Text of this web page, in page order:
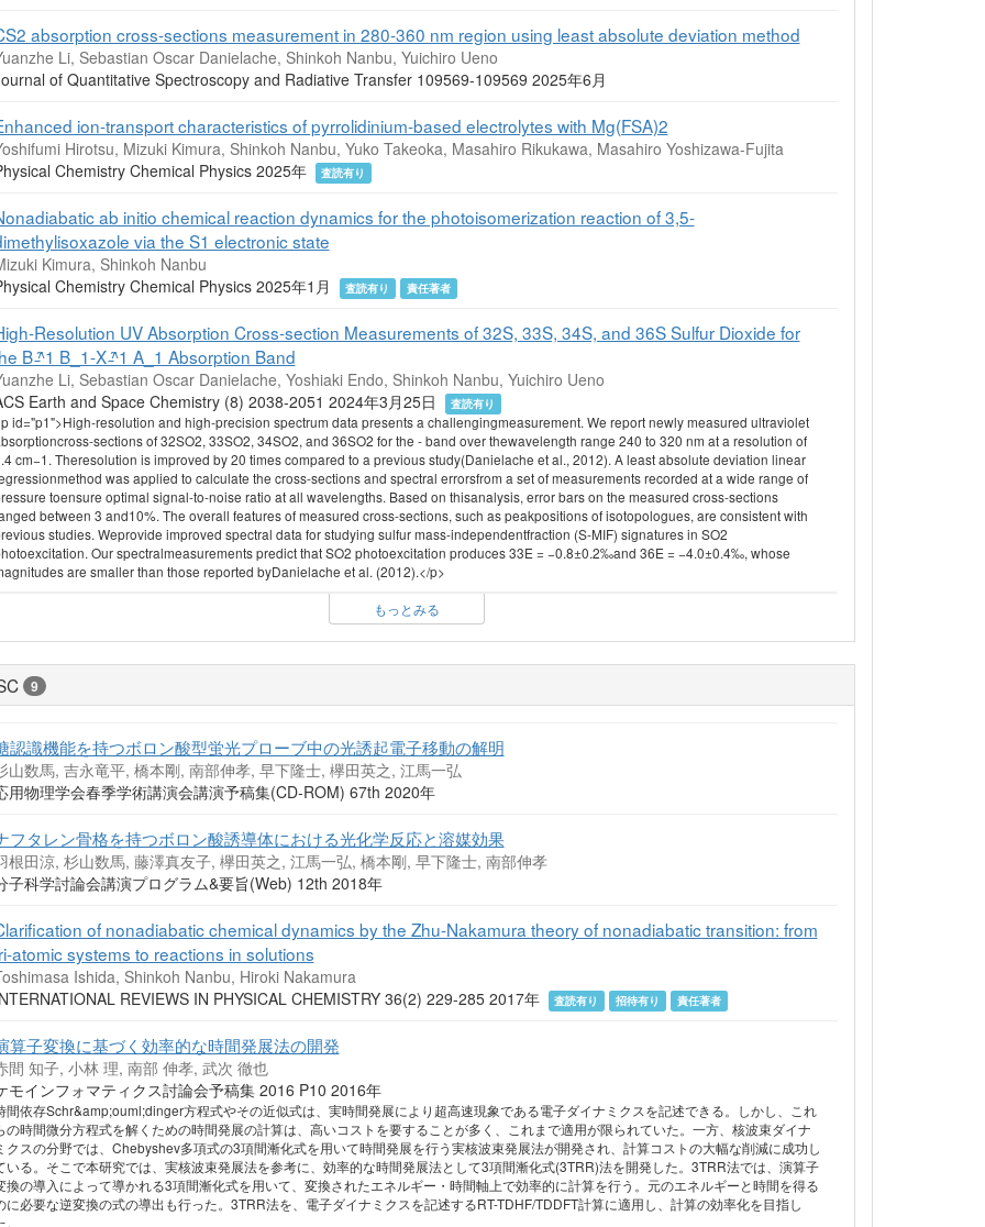
absorption cross-sections measurement in 280-360 nm region using least absolute deviation method
Li, Sebastian Oscar Danielache, Shinkoh Nanbu, Yuichiro Ueno
of Quantitative Spectroscopy and Radiative Transfer 109569-109569 2025年6月
ion-transport characteristics of pyrrolidinium-based electrolytes with Mg(FSA)2
Hirotsu, Mizuki Kimura, Shinkoh Nanbu, Yuko Takeoka, Masahiro Rikukawa, Masahiro Yoshizawa-Fujita
Chemistry Chemical Physics 2025年
査読有り
ab initio chemical reaction dynamics for the photoisomerization reaction of 3,5-
via the S1 electronic state
Kimura, Shinkoh Nanbu
Chemistry Chemical Physics 2025年1月
査読有り 責任著者
Resolution UV Absorption Cross-section Measurements of 32S, 33S, 34S, and 36S Sulfur Dioxide for
B ̵̃^1 B_1-X ̵̃^1 A_1 Absorption Band
Li, Sebastian Oscar Danielache, Yoshiaki Endo, Shinkoh Nanbu, Yuichiro Ueno
Earth and Space Chemistry (8) 2038-2051 2024年3月25日
査読有り
id="p1">High-resolution and high-precision spectrum data presents a challengingmeasurement. We report newly measured ultraviolet
sections of 32SO2, 33SO2, 34SO2, and 36SO2 for the - band over thewavelength range 240 to 320 nm at a resolution of
cm−1. Theresolution is improved by 20 times compared to a previous study(Danielache et al., 2012). A least absolute deviation linear
was applied to calculate the cross-sections and spectral errorsfrom a set of measurements recorded at a wide range of
toensure optimal signal-to-noise ratio at all wavelengths. Based on thisanalysis, error bars on the measured cross-sections
between 3 and10%. The overall features of measured cross-sections, such as peakpositions of isotopologues, are consistent with
studies. Weprovide improved spectral data for studying sulfur mass-independentfraction (S-MIF) signatures in SO2
Our spectralmeasurements predict that SO2 photoexcitation produces 33E = −0.8±0.2‰and 36E = −4.0±0.4‰, whose
are smaller than those reported byDanielache et al. (2012).</p>
もっとみる
9
認識機能を持つボロン酸型蛍光プローブ中の光誘起電子移動の解明
山数馬, 吉永竜平, 橋本剛, 南部伸孝, 早下隆士, 欅田英之, 江馬一弘
用物理学会春季学術講演会講演予稿集(CD-ROM) 67th 2020年
フタレン骨格を持つボロン酸誘導体における光化学反応と溶媒効果
根田涼, 杉山数馬, 藤澤真友子, 欅田英之, 江馬一弘, 橋本剛, 早下隆士, 南部伸孝
子科学討論会講演プログラム&要旨(Web) 12th 2018年
of nonadiabatic chemical dynamics by the Zhu-Nakamura theory of nonadiabatic transition: from
atomic systems to reactions in solutions
Ishida, Shinkoh Nanbu, Hiroki Nakamura
REVIEWS IN PHYSICAL CHEMISTRY 36(2) 229-285 2017年
査読有り 招待有り 責任著者
算子変換に基づく効率的な時間発展法の開発
間 知子, 小林 理, 南部 伸孝, 武次 徹也
モインフォマティクス討論会予稿集 2016 P10 2016年
間依存Schr&amp;ouml;dinger方程式やその近似式は、実時間発展により超高速現象である電子ダイナミクスを記述できる。しかし、これ
の時間微分方程式を解くための時間発展の計算は、高いコストを要することが多く、これまで適用が限られていた。一方、核波束ダイナ
クスの分野では、Chebyshev多項式の3項間漸化式を用いて時間発展を行う実核波束発展法が開発され、計算コストの大幅な削減に成功し
いる。そこで本研究では、実核波束発展法を参考に、効率的な時間発展法として3項間漸化式(3TRR)法を開発した。3TRR法では、演算子
換の導入によって導かれる3項間漸化式を用いて、変換されたエネルギー・時間軸上で効率的に計算を行う。元のエネルギーと時間を得る
に必要な逆変換の式の導出も行った。3TRR法を、電子ダイナミクスを記述するRT-TDHF/TDDFT計算に適用し、計算の効率化を目指し